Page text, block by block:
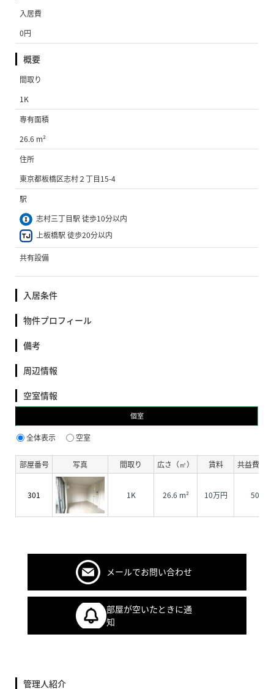
入居費
0円
概要
間取り
1K
専有面積
26.6 m²
住所
東京都板橋区志村２丁目15-4
駅
志村三丁目駅 徒歩10分以内
上板橋駅 徒歩20分以内
共有設備
入居条件
物件プロフィール
備考
周辺情報
空室情報
個室
全体表示 空室
部屋番号 写真 間取り 広さ（㎡） 賃料 共益費・
301 1K 26.6 m² 10万円 5000
メールでお問い合わせ
部屋が空いたときに通
知
管理人紹介